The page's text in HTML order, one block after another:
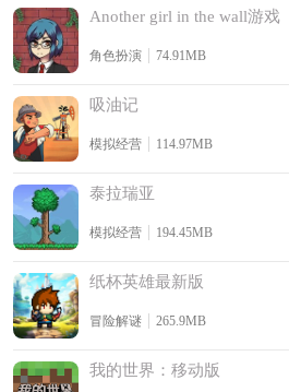
Another girl in the wall游戏
角色扮演 74.91MB
吸油记
模拟经营 114.97MB
泰拉瑞亚
模拟经营 194.45MB
纸杯英雄最新版
冒险解谜 265.9MB
我的世界：移动版